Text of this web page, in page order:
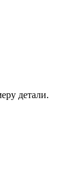
детали.